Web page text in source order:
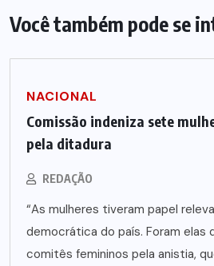
Você também pode se
NACIONAL
Comissão indeniza sete
pela ditadura
REDAÇÃO
“As mulheres tiveram papel
democrática do país. Foram elas
comitês femininos pela anistia,